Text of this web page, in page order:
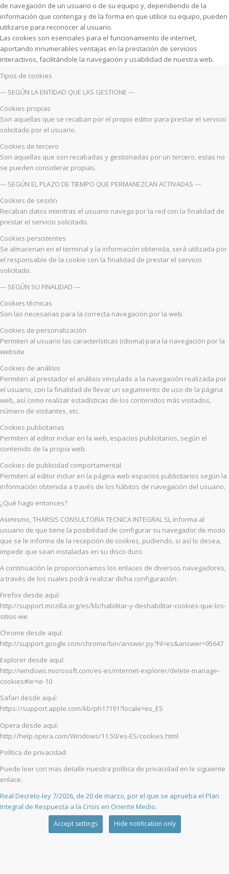
de navegación de un usuario o de su equipo y, dependiendo de la
información que contenga y de la forma en que utilice su equipo, pueden
utilizarse para reconocer al usuario.
Las cookies son esenciales para el funcionamiento de internet,
aportando innumerables ventajas en la prestación de servicios
interactivos, facilitándole la navegación y usabilidad de nuestra web.
Tipos de cookies
--- SEGÚN LA ENTIDAD QUE LAS GESTIONE ---
Cookies propias
Son aquellas que se recaban por el propio editor para prestar el servicio
solicitado por el usuario.
Cookies de tercero
Son aquellas que son recabadas y gestionadas por un tercero, estas no
se pueden considerar propias.
--- SEGÚN EL PLAZO DE TIEMPO QUE PERMANEZCAN ACTIVADAS ---
Cookies de sesión
Recaban datos mientras el usuario navega por la red con la finalidad de
prestar el servicio solicitado.
Cookies persistentes
Se almacenan en el terminal y la información obtenida, será utilizada por
el responsable de la cookie con la finalidad de prestar el servicio
solicitado.
--- SEGÚN SU FINALIDAD ---
Cookies técnicas
Son las necesarias para la correcta navegación por la web.
Cookies de personalización
Permiten al usuario las características (idioma) para la navegación por la
website
Cookies de análisis
Permiten al prestador el análisis vinculado a la navegación realizada por
el usuario, con la finalidad de llevar un seguimiento de uso de la página
web, así como realizar estadísticas de los contenidos más visitados,
número de visitantes, etc.
Cookies publicitarias
Permiten al editor incluir en la web, espacios publicitarios, según el
contenido de la propia web.
Cookies de publicidad comportamental
Permiten al editor incluir en la página web espacios publicitarios según la
información obtenida a través de los hábitos de navegación del usuario.
¿Qué hago entonces?
Asimismo, THARSIS CONSULTORIA TECNICA INTEGRAL SL informa al
usuario de que tiene la posibilidad de configurar su navegador de modo
que se le informe de la recepción de cookies, pudiendo, si así lo desea,
impedir que sean instaladas en su disco duro.
A continuación le proporcionamos los enlaces de diversos navegadores,
a través de los cuales podrá realizar dicha configuración:
Firefox desde aquí:
http://support.mozilla.org/es/kb/habilitar-y-deshabilitar-cookies-que-los-
sitios-we
Chrome desde aquí:
http://support.google.com/chrome/bin/answer.py?hl=es&answer=95647
Explorer desde aquí:
http://windows.microsoft.com/es-es/internet-explorer/delete-manage-
cookies#ie=ie-10
Safari desde aquí:
https://support.apple.com/kb/ph17191?locale=es_ES
Opera desde aquí:
http://help.opera.com/Windows/11.50/es-ES/cookies.html
Política de privacidad
Puede leer con mas detalle nuestra política de privacidad en le siguiente
enlace.
Real Decreto-ley 7/2026, de 20 de marzo, por el que se aprueba el Plan
Integral de Respuesta a la Crisis en Oriente Medio.
Accept settings Hide notification only